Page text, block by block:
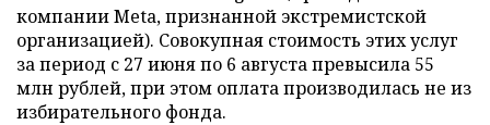
компании Meta, признанной экстремистской
организацией). Совокупная стоимость этих услуг
за период с 27 июня по 6 августа превысила 55
млн рублей, при этом оплата производилась не из
избирательного фонда.